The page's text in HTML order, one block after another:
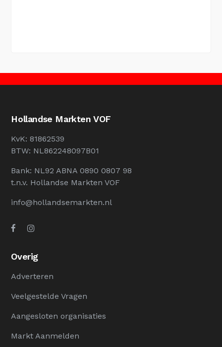
Hollandse Markten VOF
KvK: 81862539
BTW: NL862248097B01
Bank: NL92 ABNA 0890 0807 98
t.n.v. Hollandse Markten VOF
info@hollandsemarkten.nl
Overig
Adverteren
Veelgestelde Vragen
Aangesloten organisaties
Markt Aanmelden